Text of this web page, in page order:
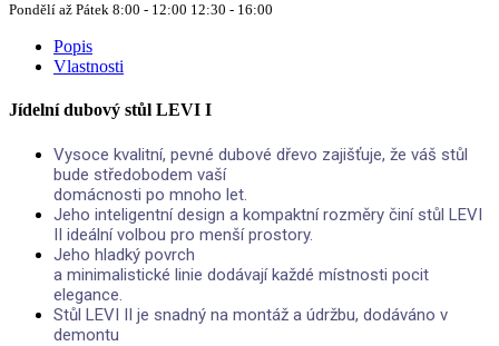
Pondělí až Pátek 8:00 - 12:00 12:30 - 16:00
Popis
Vlastnosti
Jídelní dubový stůl LEVI I
Vysoce kvalitní, pevné dubové dřevo zajišťuje, že váš stůl
bude středobodem vaší
domácnosti po mnoho let.
Jeho inteligentní design a kompaktní rozměry činí stůl LEVI
II ideální volbou pro menší prostory.
Jeho hladký povrch
a minimalistické linie dodávají každé místnosti pocit
elegance.
Stůl LEVI II je snadný na montáž a údržbu, dodáváno v
demontu